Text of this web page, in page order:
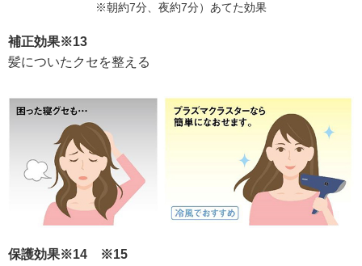
※朝約7分、夜約7分）あてた効果
補正効果※13
髪についたクセを整える
保護効果※14 ※15